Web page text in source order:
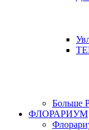
ФЛОРАРИУМ